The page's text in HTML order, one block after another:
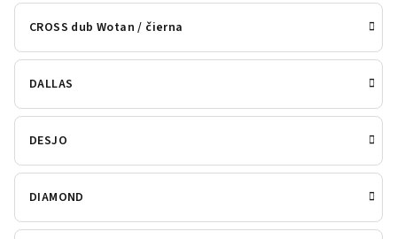
CROSS dub Wotan / čierna
DALLAS
DESJO
DIAMOND